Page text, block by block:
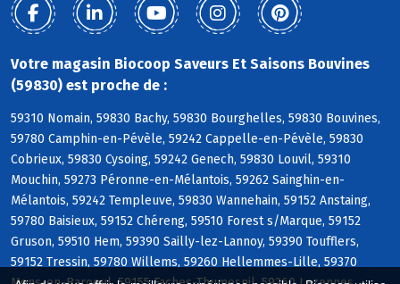
Votre magasin Biocoop Saveurs Et Saisons Bouvines
(59830) est proche de :
59310 Nomain, 59830 Bachy, 59830 Bourghelles, 59830 Bouvines,
59780 Camphin-en-Pévèle, 59242 Cappelle-en-Pévèle, 59830
Cobrieux, 59830 Cysoing, 59242 Genech, 59830 Louvil, 59310
Mouchin, 59273 Péronne-en-Mélantois, 59262 Sainghin-en-
Mélantois, 59242 Templeuve, 59830 Wannehain, 59152 Anstaing,
59780 Baisieux, 59152 Chéreng, 59510 Forest s/Marque, 59152
Gruson, 59510 Hem, 59390 Sailly-lez-Lannoy, 59390 Toufflers,
59152 Tressin, 59780 Willems, 59260 Hellemmes-Lille, 59370